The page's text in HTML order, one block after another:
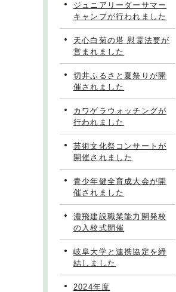
ジュニアリーダーサマー
キャンプが行われました
天心白菊の塔 慰霊法要が
営まれました
切井ふるさと夏祭りが開
催されました
カワゲラウォッチングが
行われました
芸術文化祭コンサートが
開催されました
青少年健全育成大会が開
催されました
濃飛建設職業能力開発校
の入校式開催
岐阜大学と連携協定を締
結しました
2024年度